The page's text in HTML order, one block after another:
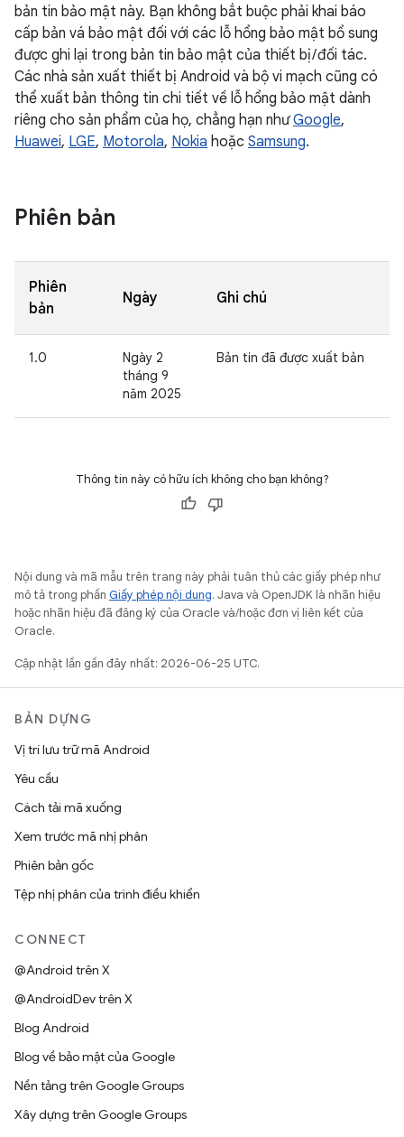
bản tin bảo mật này. Bạn không bắt buộc phải khai báo
cấp bản vá bảo mật đối với các lỗ hổng bảo mật bổ sung
được ghi lại trong bản tin bảo mật của thiết bị / đối tác.
Các nhà sản xuất thiết bị Android và bộ vi mạch cũng có
thể xuất bản thông tin chi tiết về lỗ hổng bảo mật dành
riêng cho sản phẩm của họ, chẳng hạn nhưGoogle,
Huawei, LGE, Motorola, Nokia hoặc Samsung.
Phiên bản
Phiên
bản
Ngày Ghi chú
1.0
Ngày 2
tháng 9
năm 2025
Bản tin đã được xuất bản
Thông tin này có hữu ích không cho bạn không?
Nội dung và mã mẫu trên trang này phải tuân thủ các giấy phép như
mô tả trong phần Giấy phép nội dung. Java và OpenJDK là nhãn hiệu
hoặc nhãn hiệu đã đăng ký của Oracle và/hoặc đơn vị liên kết của
Oracle.
Cập nhật lần gần đây nhất: 2026-06-25 UTC.
BẢN DỰNG
Vị trí lưu trữ mã Android
Yêu cầu
Cách tải mã xuống
Xem trước mã nhị phân
Phiên bản gốc
Tệp nhị phân của trình điều khiển
CONNECT
@Android trên X
@AndroidDev trên X
Blog Android
Blog về bảo mật của Google
Nền tảng trên Google Groups
Xây dựng trên Google Groups